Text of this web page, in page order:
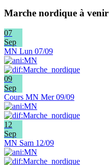
Marche nordique à venir
07
Sep
MN Lun 07/09
09
Sep
Cours MN Mer 09/09
12
Sep
MN Sam 12/09